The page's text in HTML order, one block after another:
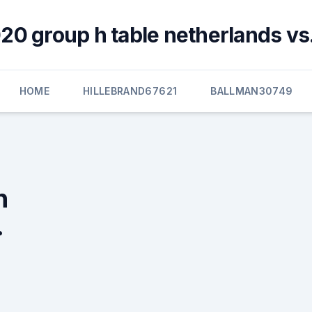
group h table netherlands
HOME HILLEBRAND67621 BALLMAN30749